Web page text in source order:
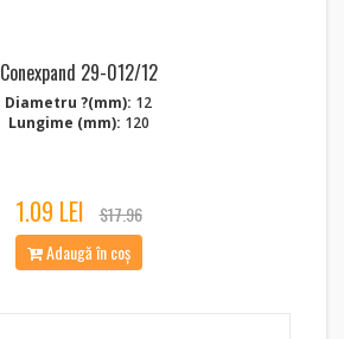
Conexpand 29-012/12
Diametru ?(mm): 12
Lungime (mm): 120
1.09 LEI
$17.96
Adaugă în coș